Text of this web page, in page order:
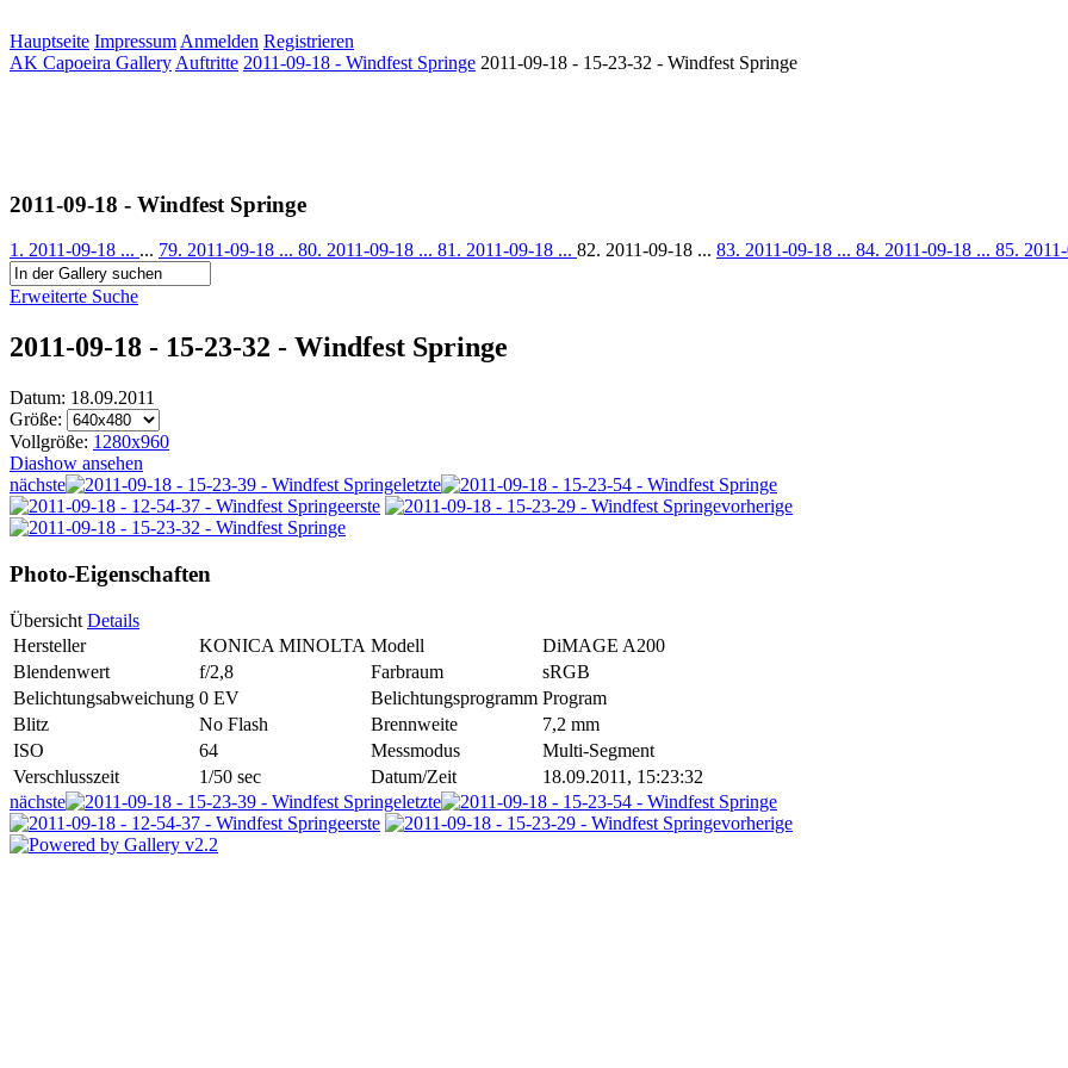
Hauptseite Impressum Anmelden Registrieren
AK Capoeira Gallery Auftritte 2011-09-18 - Windfest Springe 2011-09-18 - 15-23-32 - Windfest Springe
2011-09-18 - Windfest Springe
1. 2011-09-18 ... ... 79. 2011-09-18 ... 80. 2011-09-18 ... 81. 2011-09-18 ... 82. 2011-09-18 ... 83. 2011-09-18 ... 84. 2011-09-18 ... 85.
Erweiterte Suche
2011-09-18 - 15-23-32 - Windfest Springe
Datum: 18.09.2011
Größe:
Vollgröße: 1280x960
Diashow ansehen
nächste
letzte
erste
vorherige
Photo-Eigenschaften
Übersicht Details
Hersteller
KONICA MINOLTA Modell
DiMAGE A200
Blendenwert
f/2,8 Farbraum
sRGB
Belichtungsabweichung 0 EV Belichtungsprogramm Program
Blitz
No Flash Brennweite
7,2 mm
ISO
64 Messmodus
Multi-Segment
Verschlusszeit
1/50 sec Datum/Zeit
18.09.2011, 15:23:32
nächste
letzte
erste
vorherige